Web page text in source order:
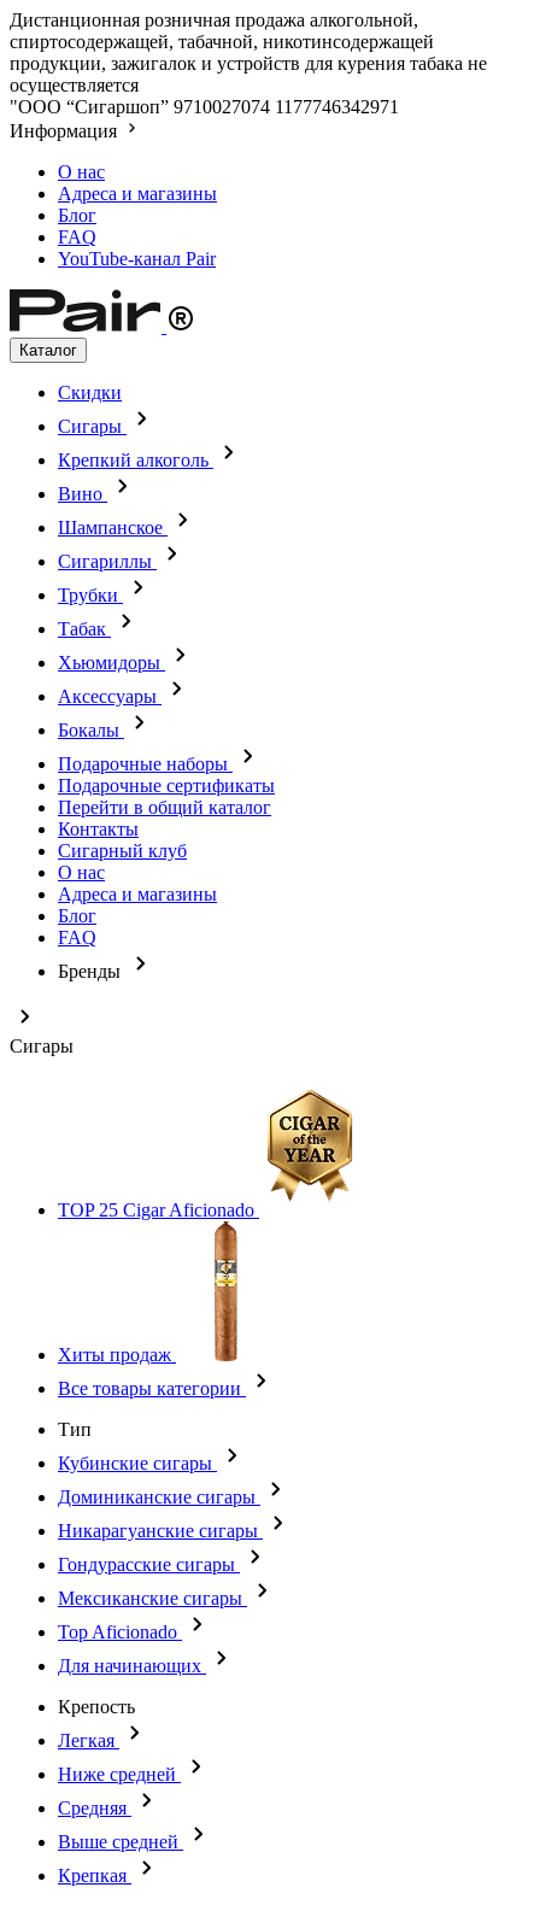
Дистанционная розничная продажа алкогольной,
спиртосодержащей, табачной, никотинсодержащей
продукции, зажигалок и устройств для курения табака не
осуществляется
"ООО “Сигаршоп” 9710027074 1177746342971
Информация
О нас
Адреса и магазины
Блог
FAQ
YouTube-канал Pair
Каталог
Скидки
Сигары
Крепкий алкоголь
Вино
Шампанское
Сигариллы
Трубки
Табак
Хьюмидоры
Аксессуары
Бокалы
Подарочные наборы
Подарочные сертификаты
Перейти в общий каталог
Контакты
Сигарный клуб
О нас
Адреса и магазины
Блог
FAQ
Бренды
Сигары
TOP 25 Cigar Aficionado
Хиты продаж
Все товары категории
Тип
Кубинские сигары
Доминиканские сигары
Никарагуанские сигары
Гондурасские сигары
Мексиканские сигары
Top Aficionado
Для начинающих
Крепость
Легкая
Ниже средней
Средняя
Выше средней
Крепкая